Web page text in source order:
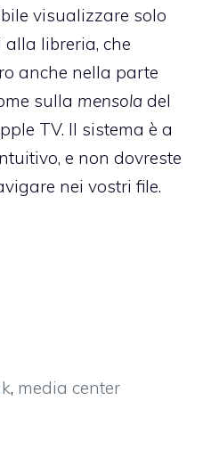
visualizzare solo
libreria, che
anche nella parte
sulla mensola del
TV. Il sistema è a
e non dovreste
nei vostri file.
, media center